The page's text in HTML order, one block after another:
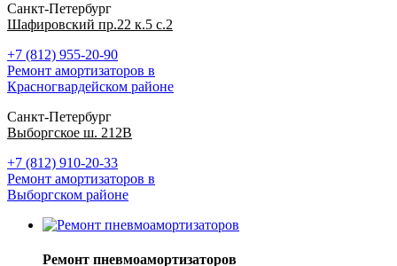
Санкт-Петербург
Шафировский пр.22 к.5 с.2
+7 (812) 955-20-90
Ремонт амортизаторов в
Красногвардейском районе
Санкт-Петербург
Выборгское ш. 212В
+7 (812) 910-20-33
Ремонт амортизаторов в
Выборгском районе
Ремонт пневмоамортизаторов